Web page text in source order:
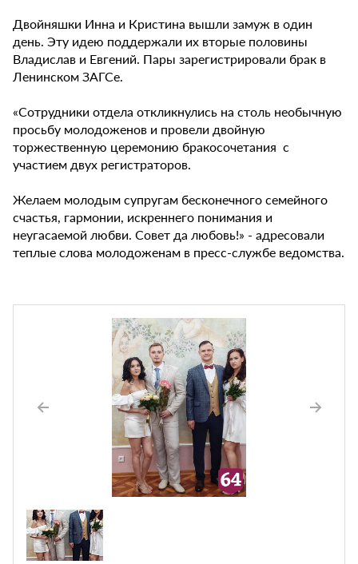
Двойняшки Инна и Кристина вышли замуж в один
день. Эту идею поддержали их вторые половины
Владислав и Евгений. Пары зарегистрировали брак в
Ленинском ЗАГСе.
«Сотрудники отдела откликнулись на столь необычную
просьбу молодоженов и провели двойную
торжественную церемонию бракосочетания с
участием двух регистраторов.
Желаем молодым супругам бесконечного семейного
счастья, гармонии, искреннего понимания и
неугасаемой любви. Совет да любовь!» - адресовали
теплые слова молодоженам в пресс-службе ведомства.